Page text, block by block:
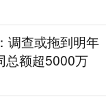
调查或拖到明年
总额超5000万